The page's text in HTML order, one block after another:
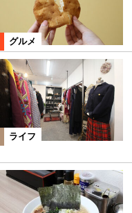
グルメ
ライフ